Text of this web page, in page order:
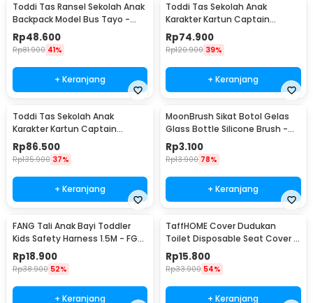
Toddi Tas Ransel Sekolah Anak
Backpack Model Bus Tayo -
KC03
Rp48.600
Rp81.900 41%
+ Keranjang
Toddi Tas Sekolah Anak
Karakter Kartun Captain
America S - KC01
Rp74.900
Rp120.900 39%
+ Keranjang
Toddi Tas Sekolah Anak
Karakter Kartun Captain
America L - KC01
Rp86.500
Rp135.900 37%
+ Keranjang
MoonBrush Sikat Botol Gelas
Glass Bottle Silicone Brush -
MCX02
Rp3.100
Rp13.900 78%
+ Keranjang
FANG Tali Anak Bayi Toddler
Kids Safety Harness 1.5M - FG-
8201
Rp18.900
Rp38.900 52%
+ Keranjang
TaffHOME Cover Dudukan
Toilet Disposable Seat Cover 5
Pack - IF1
Rp15.800
Rp33.900 54%
+ Keranjang